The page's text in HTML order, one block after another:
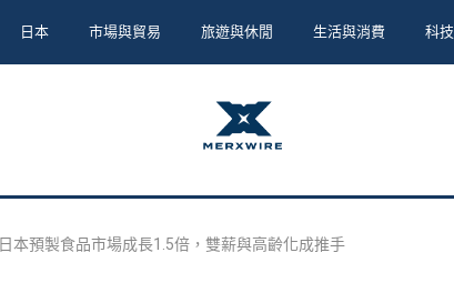
日本 市場與貿易 旅遊與休閒 生活與消費 科技
日本預製食品市場成長1.5倍，雙薪與高齡化成推手